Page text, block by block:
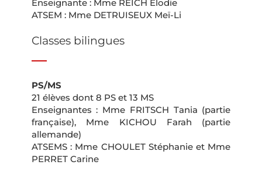
Enseignante : Mme REICH Elodie
ATSEM : Mme DETRUISEUX Meï-Li
Classes bilingues
PS/MS
21 élèves dont 8 PS et 13 MS
Enseignantes : Mme FRITSCH Tania (partie
française), Mme KICHOU Farah (partie
allemande)
ATSEMS : Mme CHOULET Stéphanie et Mme
PERRET Carine